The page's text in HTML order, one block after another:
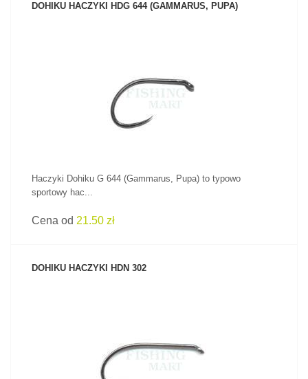
DOHIKU HACZYKI HDG 644 (GAMMARUS, PUPA)
Haczyki Dohiku G 644 (Gammarus, Pupa) to typowo
sportowy hac...
Cena od 21.50 zł
DOHIKU HACZYKI HDN 302